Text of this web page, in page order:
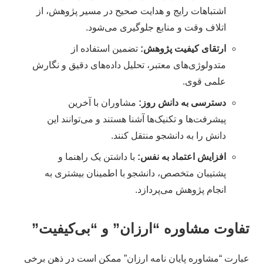
اشتباهات رایج و هدایت صحیح در مسیر پژوهش، از
اتلاف وقت و منابع جلوگیری می‌شود.
ارتقای کیفیت پژوهش: تضمین استفاده از
متدولوژی‌های معتبر، تحلیل داده‌های دقیق و نگارش
علمی قوی.
دسترسی به دانش روز: مشاوران با آخرین
پیشرفت‌ها و تکنیک‌ها آشنا هستند و می‌توانند این
دانش را به دانشجو منتقل کنند.
افزایش اعتماد به نفس: با داشتن یک راهنما و
پشتیبان متخصص، دانشجو با اطمینان بیشتری به
انجام پژوهش می‌پردازد.
تفاوت مشاوره “ارزان” و “بی‌کیفیت”
عبارت “مشاوره پایان نامه ارزان” ممکن است در ذهن برخی